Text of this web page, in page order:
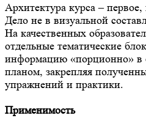
Архитектура курса –
Дело не в визуальной
На качественных
отдельные тематические
информацию «порционно» в
планом, закрепляя
упражнений и практики.
Применимость